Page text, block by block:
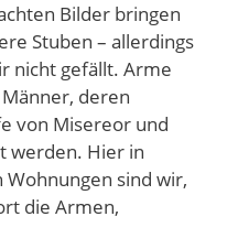
Bilder bringen
Stuben – allerdings
nicht gefällt. Arme
deren
von Misereor und
werden. Hier in
sind wir,
die Armen,